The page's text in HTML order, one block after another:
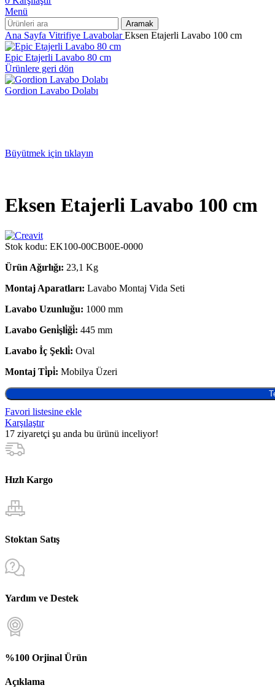
Menü
Aramak
Ana Sayfa Vitrifiye LavabolarEksen Etajerli Lavabo 100 cm
Epic Etajerli Lavabo 80 cm
Ürünlere geri dön
Gordion Lavabo Dolabı
Büyütmek için tıklayın
Eksen Etajerli Lavabo 100 cm
Stok kodu: EK100-00CB00E-0000
Ürün Ağırlığı: 23,1 Kg
Montaj Aparatları: Lavabo Montaj Vida Seti
Lavabo Uzunluğu: 1000 mm
Lavabo Geni̇şli̇ği̇: 445 mm
Lavabo İç Şekli̇: Oval
Montaj Ti̇pi̇: Mobilya Üzeri
Favori listesine ekle
Karşılaştır
17 ziyaretçi şu anda bu ürünü inceliyor!
Hızlı Kargo
Stoktan Satış
Yardım ve Destek
%100 Orjinal Ürün
Açıklama